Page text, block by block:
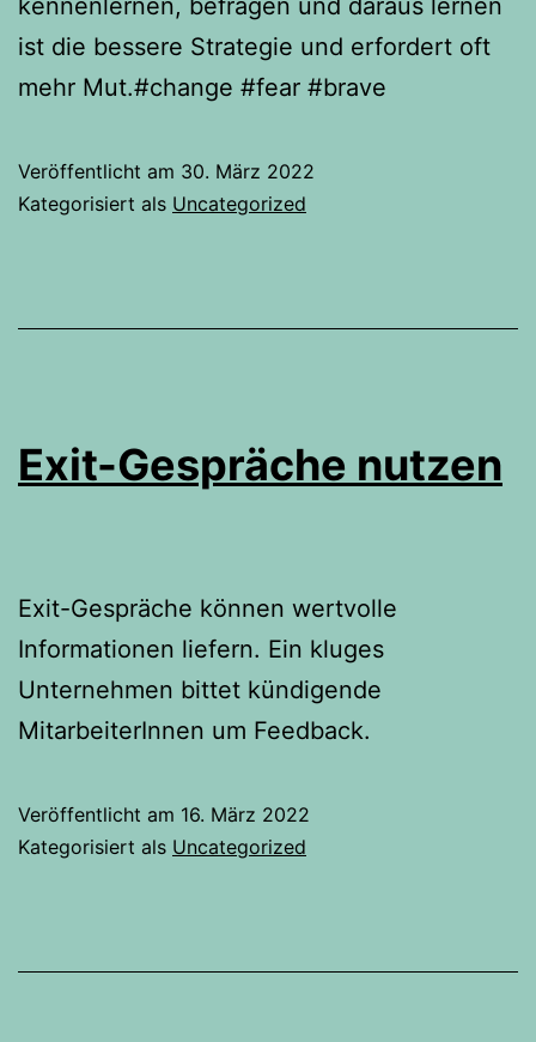
kennenlernen, befragen und daraus lernen
ist die bessere Strategie und erfordert oft
mehr Mut.#change #fear #brave
Veröffentlicht am 30. März 2022
Kategorisiert als Uncategorized
Exit-Gespräche nutzen
Exit-Gespräche können wertvolle
Informationen liefern. Ein kluges
Unternehmen bittet kündigende
MitarbeiterInnen um Feedback.
Veröffentlicht am 16. März 2022
Kategorisiert als Uncategorized